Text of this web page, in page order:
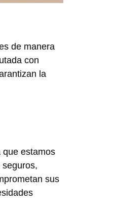
de manera
con
la
que estamos
sus